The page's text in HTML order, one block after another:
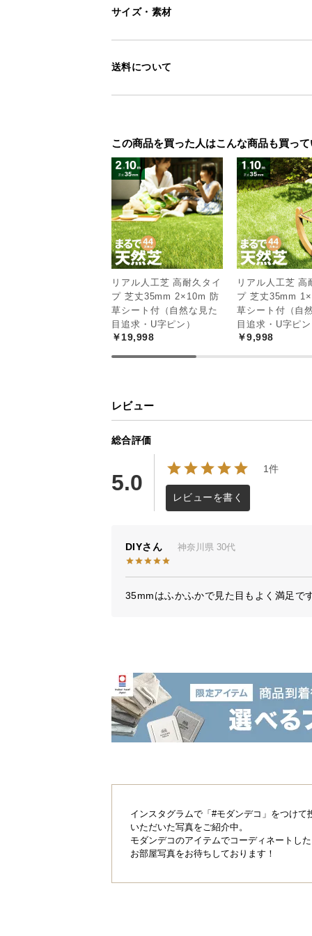
サイズ・素材
送料について
この商品を買った人はこんな商品も買っ
リアル人工芝 高耐久タイ
プ 芝丈35mm 2×10m 防
草シート付（自然な見た
目追求・U字ピン）
￥19,998
リアル人工芝 高
プ 芝丈35mm
草シート付（自
目追求・U字ピ
￥9,998
レビュー
総合評価
5.0
1件
レビューを書く
DIY 神奈川県 30代
35mmはふかふかで見た目もよく満足で
インスタグラムで「#モダンデコ」をつけて
いただいた写真をご紹介中。
モダンデコのアイテムでコーディネートし
お部屋写真をお待ちしております！